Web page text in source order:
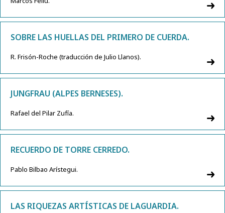
SOBRE LAS HUELLAS DEL PRIMERO DE CUERDA.
R. Frisón-Roche (traducción de Julio Llanos).
JUNGFRAU (ALPES BERNESES).
Rafael del Pilar Zufía.
RECUERDO DE TORRE CERREDO.
Pablo Bilbao Arístegui.
LAS RIQUEZAS ARTÍSTICAS DE LAGUARDIA.